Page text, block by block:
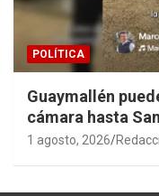
POLÍTICA
Guaymallén
cámara hasta
1 agosto, 2026